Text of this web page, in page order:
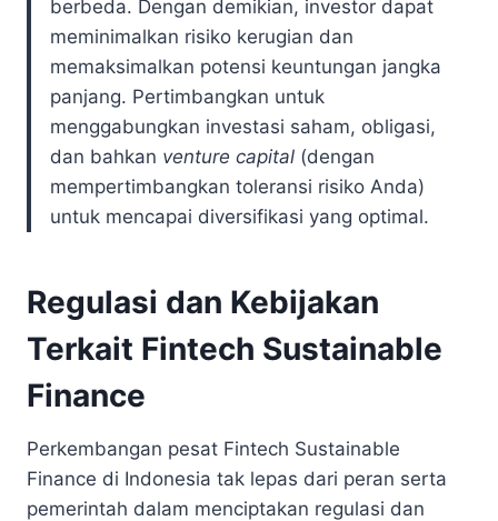
berbeda. Dengan demikian, investor dapat
meminimalkan risiko kerugian dan
memaksimalkan potensi keuntungan jangka
panjang. Pertimbangkan untuk
menggabungkan investasi saham, obligasi,
dan bahkan venture capital (dengan
mempertimbangkan toleransi risiko Anda)
untuk mencapai diversifikasi yang optimal.
Regulasi dan Kebijakan
Terkait Fintech Sustainable
Finance
Perkembangan pesat Fintech Sustainable
Finance di Indonesia tak lepas dari peran serta
pemerintah dalam menciptakan regulasi dan